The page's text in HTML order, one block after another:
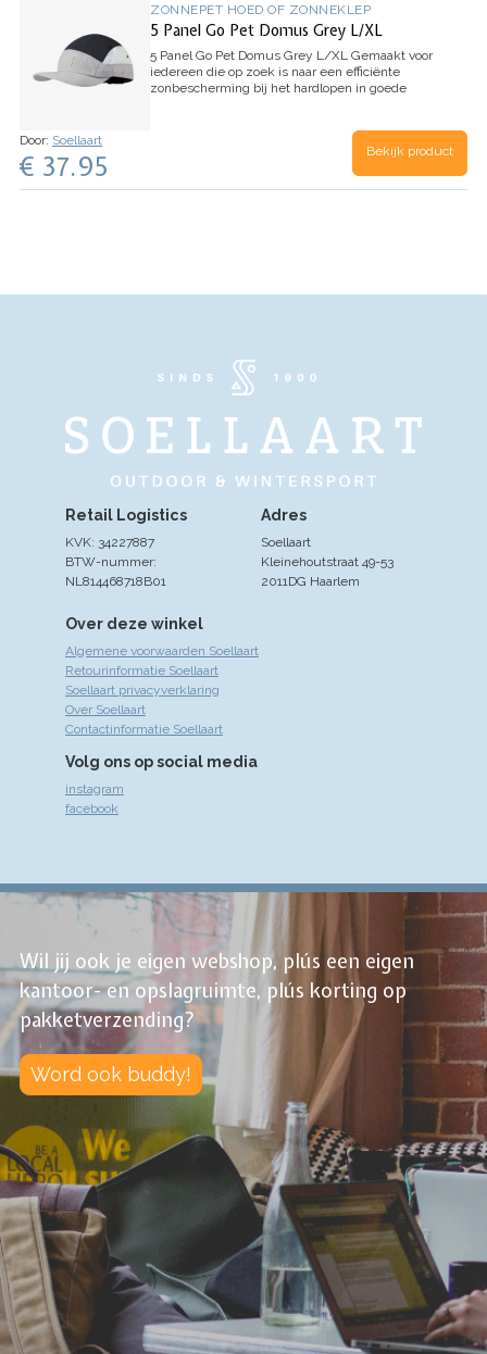
ZONNEPET HOED OF ZONNEKLEP
5 Panel Go Pet Domus Grey L/XL
5 Panel Go Pet Domus Grey L/XL Gemaakt voor
iedereen die op zoek is naar een efficiënte
zonbescherming bij het hardlopen in goede
Door: Soellaart
€ 37.95 Bekijk product
Over deze winkel
Algemene voorwaarden Soellaart
Retourinformatie Soellaart
Soellaart privacyverklaring
Over Soellaart
Contactinformatie Soellaart
Volg ons op social media
instagram
facebook
Adres
Soellaart
Kleinehoutstraat 49-53
2011DG Haarlem
Retail Logistics
KVK: 34227887
BTW-nummer:
NL814468718B01
Wil jij ook je eigen webshop, plús een eigen
kantoor- en opslagruimte, plús korting op
pakketverzending?
Word ook buddy!